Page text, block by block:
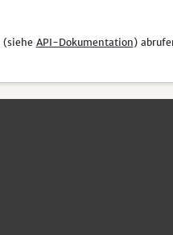
(siehe API-Dokumentation)